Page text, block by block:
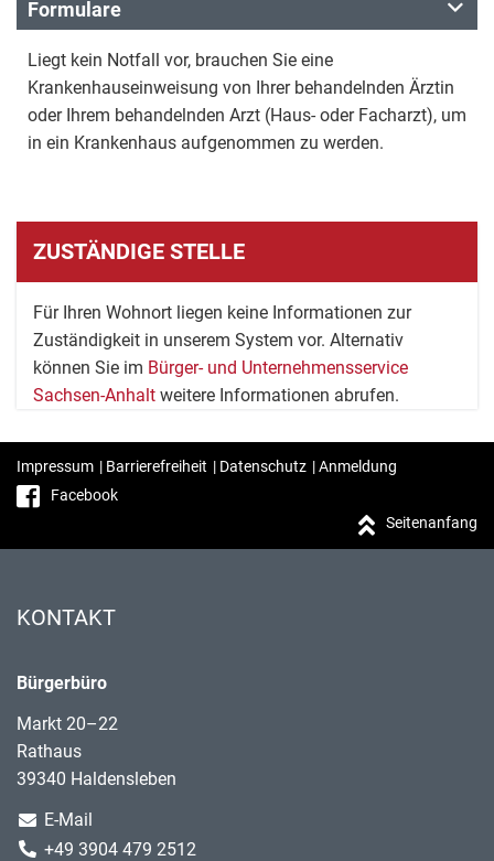
Formulare
Liegt kein Notfall vor, brauchen Sie eine
Krankenhauseinweisung von Ihrer behandelnden Ärztin
oder Ihrem behandelnden Arzt (Haus- oder Facharzt), um
in ein Krankenhaus aufgenommen zu werden.
ZUSTÄNDIGE STELLE
Für Ihren Wohnort liegen keine Informationen zur
Zuständigkeit in unserem System vor. Alternativ
können Sie im Bürger- und Unternehmensservice
Sachsen-Anhalt weitere Informationen abrufen.
Impressum | Barrierefreiheit | Datenschutz |Anmeldung
Facebook
Seitenanfang
KONTAKT
Bürgerbüro
Markt 20–22
Rathaus
39340 Haldensleben
E-Mail
+49 3904 479 2512